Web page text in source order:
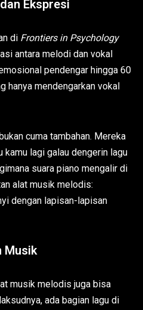
Ekspresi
di Frontiers in Psychology
antara melodi dan vokal
pendengar hingga 60
hanya mendengarkan vokal
cuma tambahan. Mereka
kamu lagi galau dengerin lagu
suara piano mengalir di
alat musik melodis:
dengan lapisan-lapisan
Musik
musik melodis juga bisa
ada bagian lagu di